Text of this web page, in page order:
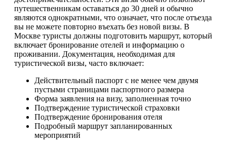
путешественникам оставаться до 30 дней и обычно
являются однократными, что означает, что после отъезда
вы не можете повторно въехать без новой визы. В
Москве туристы должны подготовить маршрут, который
включает бронирование отелей и информацию о
проживании. Документация, необходимая для
туристической визы, часто включает:
Действительный паспорт с не менее чем двумя
пустыми страницами паспортного размера
Форма заявления на визу, заполненная точно
Подтверждение туристической страховки
Подтверждение бронирования отеля
Подробный маршрут запланированных
мероприятий